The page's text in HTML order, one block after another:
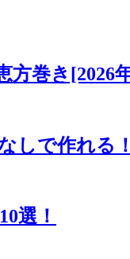
巻き[2026
しで作れる
選！